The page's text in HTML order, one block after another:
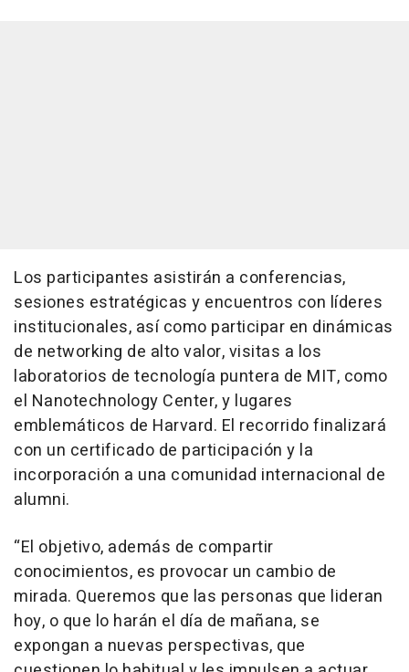
Los participantes asistirán a conferencias,
sesiones estratégicas y encuentros con líderes
institucionales, así como participar en dinámicas
de networking de alto valor, visitas a los
laboratorios de tecnología puntera de MIT, como
el Nanotechnology Center, y lugares
emblemáticos de Harvard. El recorrido finalizará
con un certificado de participación y la
incorporación a una comunidad internacional de
alumni.
“El objetivo, además de compartir
conocimientos, es provocar un cambio de
mirada. Queremos que las personas que lideran
hoy, o que lo harán el día de mañana, se
expongan a nuevas perspectivas, que